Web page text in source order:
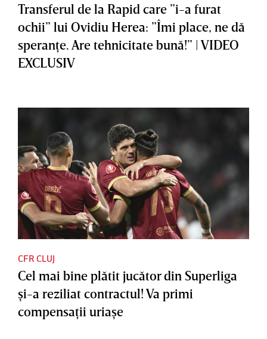
Transferul de la Rapid care ”i-a furat
ochii” lui Ovidiu Herea: ”Îmi place, ne dă
speranţe. Are tehnicitate bună!” | VIDEO
EXCLUSIV
CFR CLUJ
Cel mai bine plătit jucător din Superliga
şi-a reziliat contractul! Va primi
compensaţii uriaşe